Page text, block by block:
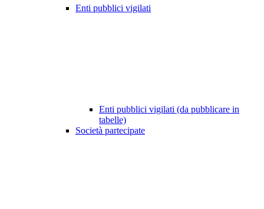
Enti pubblici vigilati
Enti pubblici vigilati (da pubblicare in
tabelle)
Società partecipate